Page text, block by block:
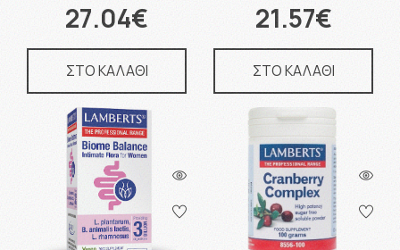
27.04€
ΣΤΟ ΚΑΛΑΘΙ
21.57€
ΣΤΟ ΚΑΛΑΘΙ